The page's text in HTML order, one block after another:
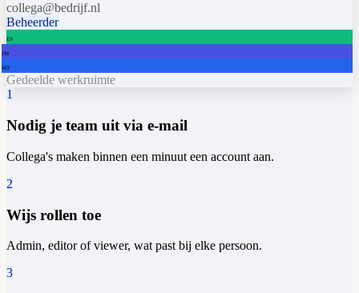
collega@bedrijf.nl
Beheerder
ES
JM
MT
Gedeelde werkruimte
1
Nodig je team uit via e-mail
Collega's maken binnen een minuut een account aan.
2
Wijs rollen toe
Admin, editor of viewer, wat past bij elke persoon.
3